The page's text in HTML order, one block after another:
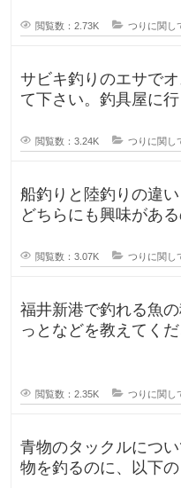
閲覧数：2.73K つりに関し
サビキ釣りのエサで
て下さい。釣具屋に
閲覧数：3.24K つりに関し
船釣りと陸釣りの違
どちらにも興味があ
閲覧数：3.07K つりに関し
福井新港で釣れる魚
っとなどを教えてく
閲覧数：2.35K つりに関し
青物のタックルについて質問
物を釣るのに、以下